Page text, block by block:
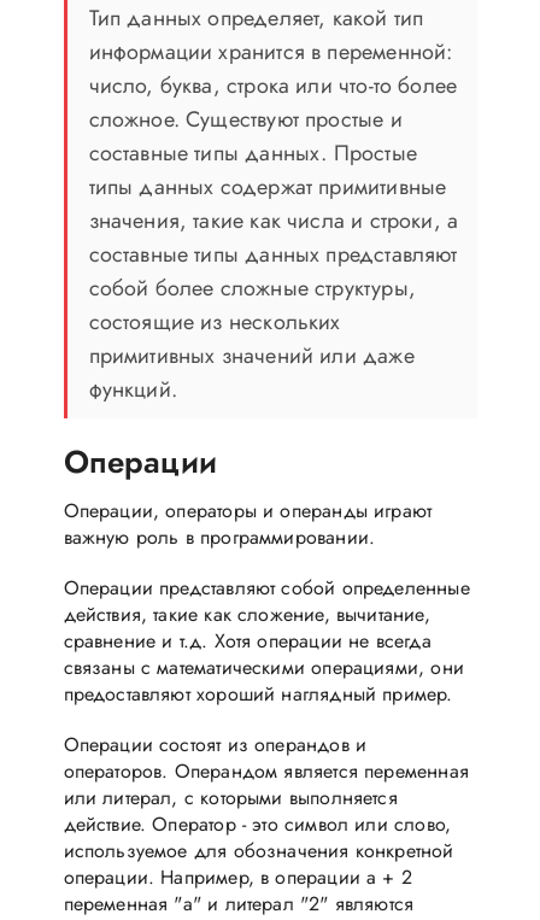
Тип данных определяет, какой тип
информации хранится в переменной:
число, буква, строка или что-то более
сложное. Существуют простые и
составные типы данных. Простые
типы данных содержат примитивные
значения, такие как числа и строки, а
составные типы данных представляют
собой более сложные структуры,
состоящие из нескольких
примитивных значений или даже
функций.
Операции
Операции, операторы и операнды играют
важную роль в программировании.
Операции представляют собой определенные
действия, такие как сложение, вычитание,
сравнение и т.д. Хотя операции не всегда
связаны с математическими операциями, они
предоставляют хороший наглядный пример.
Операции состоят из операндов и
операторов. Операндом является переменная
или литерал, с которыми выполняется
действие. Оператор - это символ или слово,
используемое для обозначения конкретной
операции. Например, в операции a + 2
переменная "a" и литерал "2" являются